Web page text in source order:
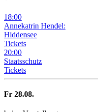
18:00
Annekatrin Hendel:
Hiddensee
Tickets
20:00
Staatsschutz
Tickets
Fr 28.08.